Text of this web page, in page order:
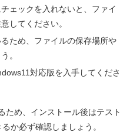
ェックを入れないと、ファイ
してください。
ため、ファイルの保存場所や
。
対応版を入手してくださ
ため、インストール後はテスト
か必ず確認しましょう。